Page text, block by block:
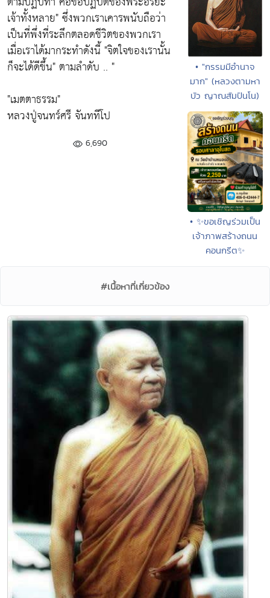
เจ้าทั้งหลาย"ซึ่งพวกเราเคารพนับถือว่า
เป็นที่พึ่งที่ระลึกตลอดชีวิตของพวกเรา
เมื่อเราได้มากระทำดังนี้ "จิตใจของเรานั้น
ก็จะได้ดีขึ้น"ตามลำดับ .. "
"เมตตาธรรม"
หลวงปู่จนทร์ศรี จันททีโป
6,690
• "กรรมมีอำนาจ
มาก" (หลวงตามหา
บัว ญาณสัมปันโน)
• ✨ขอเชิญร่วมเป็น
เจ้าภาพสร้างถนน
คอนกรีต✨
#เนื้อหาที่เกี่ยวข้อง